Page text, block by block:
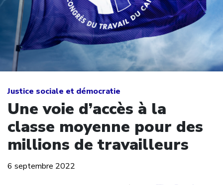
Justice sociale et démocratie
Une voie d’accès à la
classe moyenne pour des
millions de travailleurs
6 septembre 2022